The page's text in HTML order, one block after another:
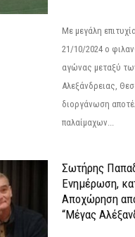
Με μεγάλη
21/10/2024 ο
αγώνας μεταξύ
Αλεξάνδρειας,
διοργάνωση
παλαίμαχων...
Σωτήρης
Ενημέρωση,
Αποχώρηση
“Μέγας